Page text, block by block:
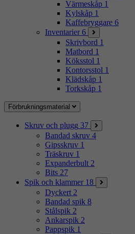
Värmeskåp 1
Kylskåp 1
Kaffebryggare 6
Inventarier 6
Skrivbord 1
Matbord 1
Köksstol 1
Kontorsstol 1
Klädskåp 1
Torkskåp 1
Förbrukningsmaterial
Skruv och plugg 37
Bandad skruv 4
Gipsskruv 1
Träskruv 1
Expanderbult 2
Bits 27
Spik och klammer 18
Dyckert 2
Bandad spik 8
Stålspik 2
Ankarspik 2
Pappspik 1